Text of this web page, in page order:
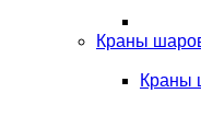
Краны
Краны